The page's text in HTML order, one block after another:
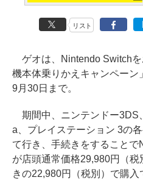
リスト
ゲオは、Nintendo Switchを
機本体乗りかえキャンペーン
9月30日まで。
期間中、ニンテンドー3DS
a、プレイステーション 3の
て行き、手続きをすること
が店頭通常価格29,980円（税
きの22,980円（税別）で購入